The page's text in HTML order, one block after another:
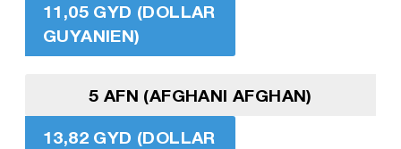
11,05 GYD (DOLLAR
GUYANIEN)
5 AFN (AFGHANI AFGHAN)
13,82 GYD (DOLLAR